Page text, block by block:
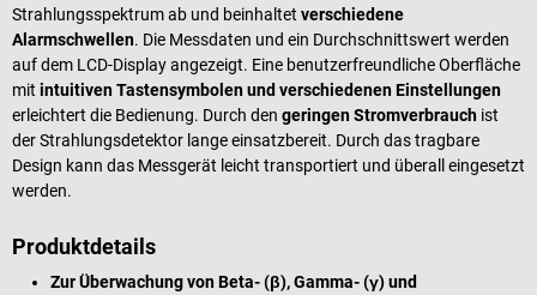
Strahlungsspektrum ab und beinhaltet verschiedene
Alarmschwellen. Die Messdaten und ein Durchschnittswert werden
auf dem LCD-Display angezeigt. Eine benutzerfreundliche Oberfläche
mit intuitiven Tastensymbolen und verschiedenen Einstellungen
erleichtert die Bedienung. Durch den geringen Stromverbrauch ist
der Strahlungsdetektor lange einsatzbereit. Durch das tragbare
Design kann das Messgerät leicht transportiert und überall eingesetzt
werden.
Produktdetails
Zur Überwachung von Beta- (β), Gamma- (γ) und